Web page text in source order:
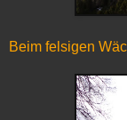
Beim felsigen